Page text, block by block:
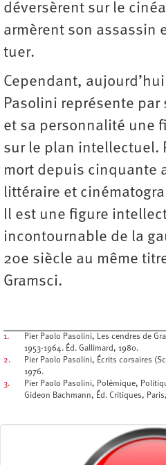
déversèrent sur le
armèrent son assassin
tuer.
Cependant,
Pasolini représente
et sa personnalité une
sur le plan intellectuel.
mort depuis cinquante
littéraire et
Il est une figure
incontournable de la
20e siècle au même
Gramsci.
1.
Pier Paolo Pasolini, Les cendres de
1953-1964. Éd. Gallimard, 1980.
2.
Pier Paolo Pasolini, Écrits corsaires
1976.
3.
Pier Paolo Pasolini, Polémique,
Gideon Bachmann, Éd. Critiques,